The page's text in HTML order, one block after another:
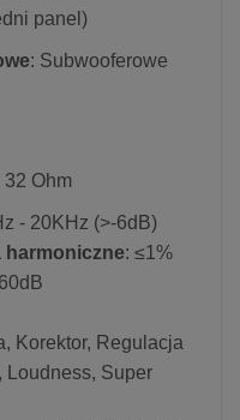
panel)
: Subwooferowe
32 Ohm
- 20KHz (>-6dB)
harmoniczne: ≤1%
Korektor, Regulacja
Loudness, Super